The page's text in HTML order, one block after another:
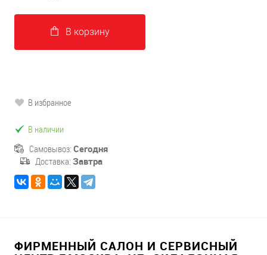
В корзину
В избранное
В наличии
Самовывоз: Сегодня
Доставка: Завтра
ФИРМЕННЫЙ САЛОН И СЕРВИСНЫЙ